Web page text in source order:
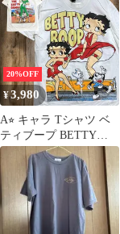
ム
20%OFF
¥3,980
A⭐︎ キャラ Tシャツ ベ
ティブープ BETTY
BOOP マリリンモンロ
ー ダイナー 白 USA製
アメコミ キャラ アニメ
コミックス シングルス
テッチ 古着 ビンテージ